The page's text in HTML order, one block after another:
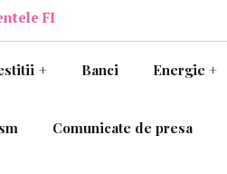
FI
+ Banci Energie +
Comunicate de presa